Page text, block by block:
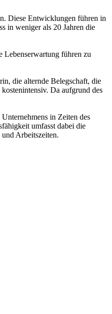
Diese Entwicklungen führen in
in weniger als 20 Jahren die
Lebenserwartung führen zu
die alternde Belegschaft, die
Da aufgrund des
in Zeiten des
umfasst dabei die
Arbeitszeiten.